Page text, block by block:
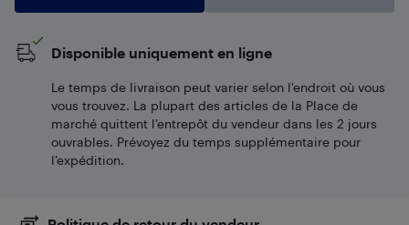
Disponible uniquement en ligne
Le temps de livraison peut varier selon l'endroit où vous
vous trouvez. La plupart des articles de la Place de
marché quittent l’entrepôt du vendeur dans les 2 jours
ouvrables. Prévoyez du temps supplémentaire pour
l’expédition.